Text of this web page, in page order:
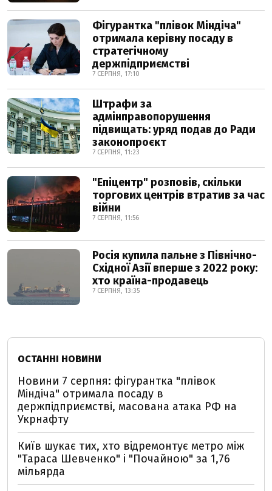
Фігурантка "плівок Міндіча"
отримала керівну посаду в
стратегічному
держпідприємстві
7 СЕРПНЯ, 17:10
Штрафи за
адмінправопорушення
підвищать: уряд подав до Ради
законопроєкт
7 СЕРПНЯ, 11:23
"Епіцентр" розповів, скільки
торгових центрів втратив за час
війни
7 СЕРПНЯ, 11:56
Росія купила пальне з Північно-
Східної Азії вперше з 2022 року:
хто країна-продавець
7 СЕРПНЯ, 13:35
ОСТАННІ НОВИНИ
Новини 7 серпня: фігурантка "плівок
Міндіча" отримала посаду в
держпідприємстві, масована атака РФ на
Укрнафту
Київ шукає тих, хто відремонтує метро між
"Тараса Шевченко" і "Почайною" за 1,76
мільярда